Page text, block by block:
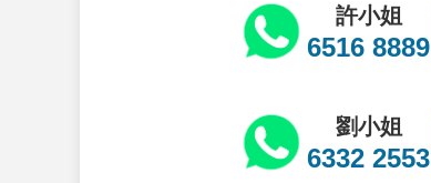
許小姐
6516 8889
劉小姐
6332 2553